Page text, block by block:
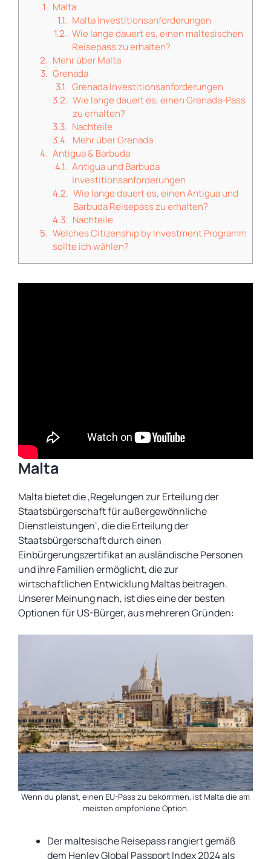
Malta
Malta Investitionsanforderungen
Wie lange dauert es, einen maltesischen
Reisepass zu erhalten?
Mehr über Malta
Grenada
Grenada Investitionsanforderungen
Wie lange dauert es, einen Grenada-Pass
zu erhalten?
Nachteile
Mehr über Grenada
Antigua & Barbuda
Antigua und Barbuda
Investitionsanforderungen
Wie lange dauert es, einen Antigua und
Barbuda Reisepass zu erhalten?
Nachteile
Welches Citizenship by Investment Programm
sollte ich wählen?
Malta
Malta bietet die ‚Regelungen zur Erteilung der
Staatsbürgerschaft für außergewöhnliche
Dienstleistungen‘, die die Erteilung der
Staatsbürgerschaft durch einen
Einbürgerungszertifikat an ausländische Personen
und ihre Familien ermöglicht, die zur
wirtschaftlichen Entwicklung Maltas beitragen.
Unserer Meinung nach, ist dies eine der besten
Optionen für US-Bürger, aus mehreren Gründen:
Wenn du planst, einen EU-Pass zu bekommen, ist Malta die am
meisten empfohlene Option.
Der maltesische Reisepass rangiert gemäß
dem Henley Global Passport Index 2024 als